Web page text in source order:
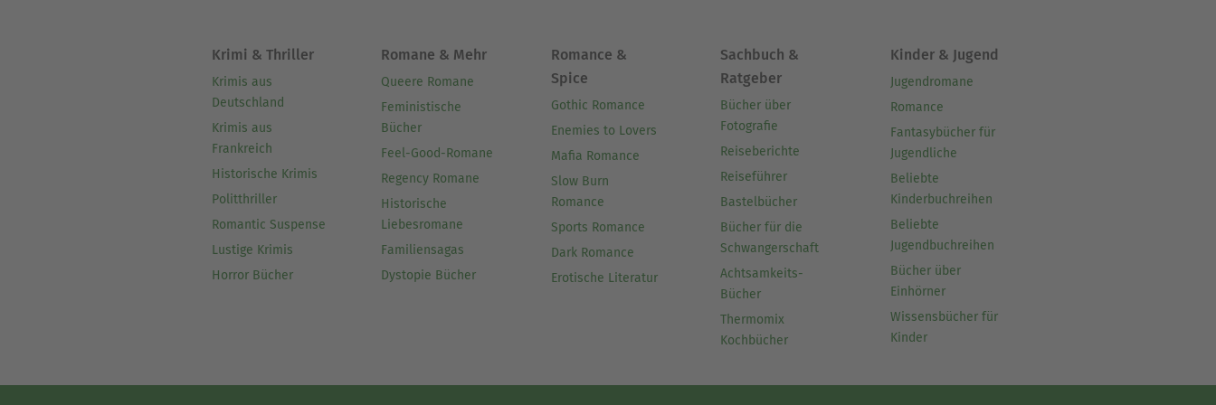
Krimi & Thriller
Krimis aus
Deutschland
Krimis aus
Frankreich
Historische Krimis
Politthriller
Romantic Suspense
Lustige Krimis
Horror Bücher
Romane & Mehr
Queere Romane
Feministische
Bücher
Feel-Good-Romane
Regency Romane
Historische
Liebesromane
Familiensagas
Dystopie Bücher
Romance &
Spice
Gothic Romance
Enemies to Lovers
Mafia Romance
Slow Burn
Romance
Sports Romance
Dark Romance
Erotische Literatur
Sachbuch &
Ratgeber
Bücher über
Fotografie
Reiseberichte
Reiseführer
Bastelbücher
Bücher für die
Schwangerschaft
Achtsamkeits-
Bücher
Thermomix
Kochbücher
Kinder & Jugend
Jugendromane
Romance
Fantasybücher für
Jugendliche
Beliebte
Kinderbuchreihen
Beliebte
Jugendbuchreihen
Bücher über
Einhörner
Wissensbücher für
Kinder